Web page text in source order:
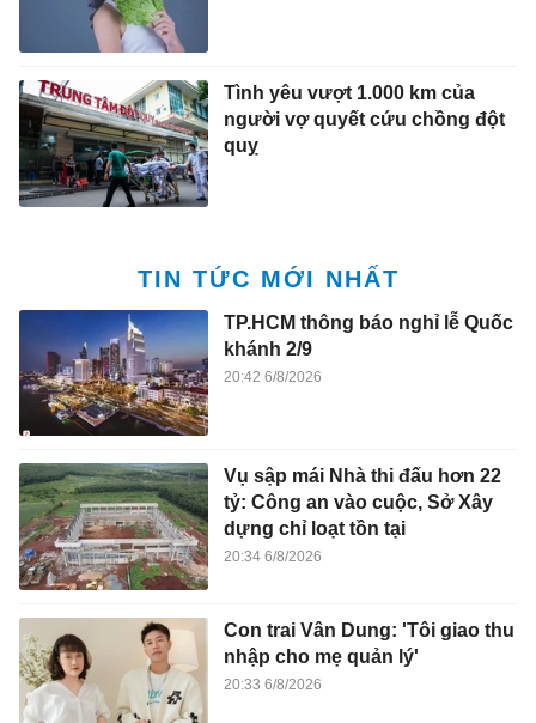
Tình yêu vượt 1.000 km của
người vợ quyết cứu chồng đột
quỵ
TIN TỨC MỚI NHẤT
TP.HCM thông báo nghỉ lễ Quốc
khánh 2/9
20:42 6/8/2026
Vụ sập mái Nhà thi đấu hơn 22
tỷ: Công an vào cuộc, Sở Xây
dựng chỉ loạt tồn tại
20:34 6/8/2026
Con trai Vân Dung: 'Tôi giao thu
nhập cho mẹ quản lý'
20:33 6/8/2026